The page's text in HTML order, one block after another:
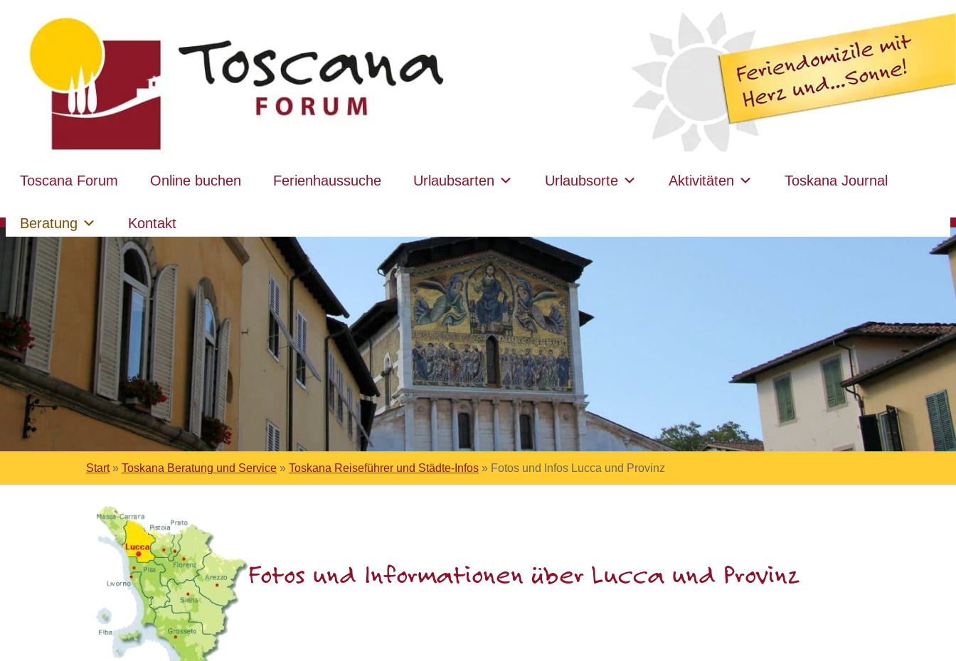
Toscana Forum Online buchen Ferienhaussuche Urlaubsarten Urlaubsorte Aktivitäten Toskana Journal
Beratung Kontakt
Start» Toskana Beratung und Service» Toskana Reiseführer und Städte-Infos» Fotos und Infos Lucca und Provinz
Fotos und Informationen über Lucca und Provinz